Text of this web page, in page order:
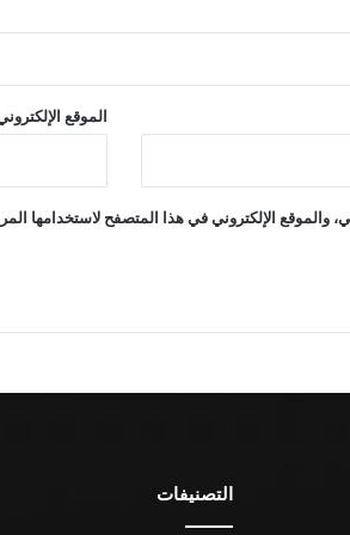
الموقع
والموقع الإلكتروني في هذا المتصفح لاستخدامها
التصنيفات